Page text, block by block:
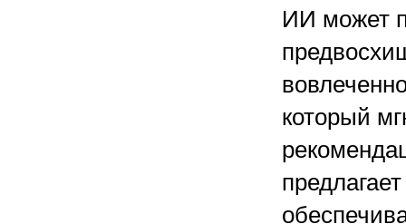
ИИ может
который